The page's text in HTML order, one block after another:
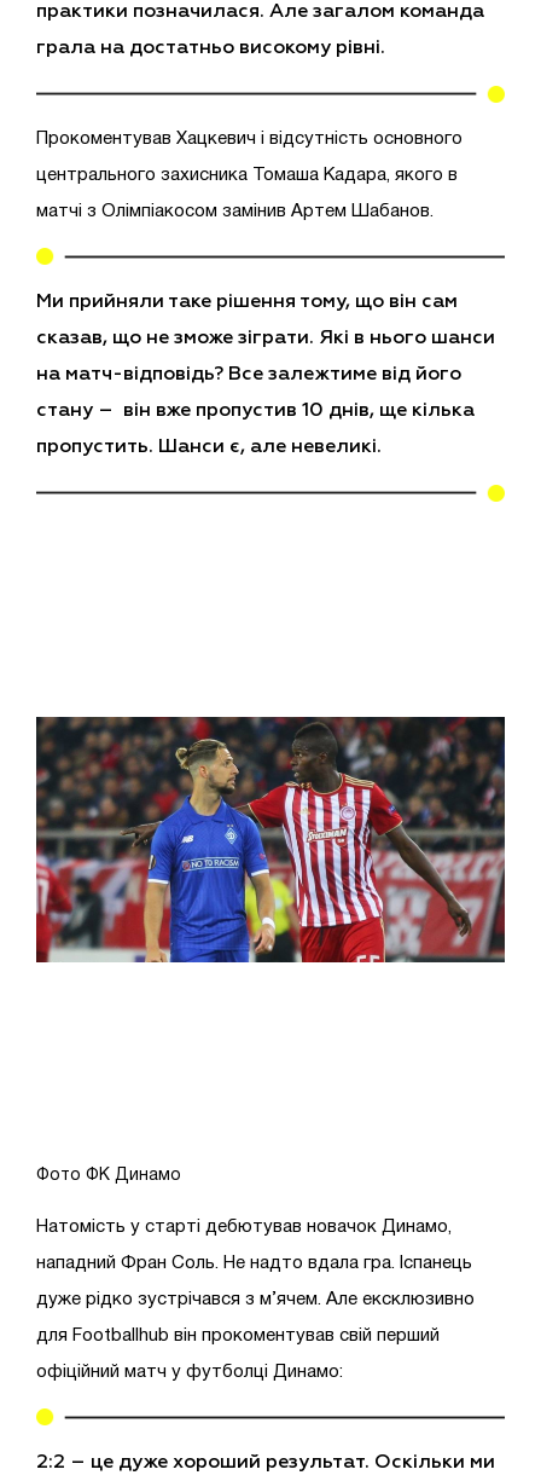
практики позначилася. Але загалом команда
грала на достатньо високому рівні.
Прокоментував Хацкевич і відсутність основного
центрального захисника Томаша Кадара, якого в
матчі з Олімпіакосом замінив Артем Шабанов.
Ми прийняли таке рішення тому, що він сам
сказав, що не зможе зіграти. Які в нього шанси
на матч-відповідь? Все залежтиме від його
стану – він вже пропустив 10 днів, ще кілька
пропустить. Шанси є, але невеликі.
Фото ФК Динамо
Натомість у старті дебютував новачок Динамо,
нападний Фран Соль. Не надто вдала гра. Іспанець
дуже рідко зустрічався з м’ячем. Але ексклюзивно
для Footballhub він прокоментував свій перший
офіційний матч у футболці Динамо:
2:2 – це дуже хороший результат. Оскільки ми